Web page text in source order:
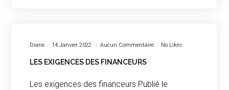
Diane 14 Janvier 2022 Aucun Commentaire No Likes
LES EXIGENCES DES FINANCEURS
Les exigences des financeurs Publié le